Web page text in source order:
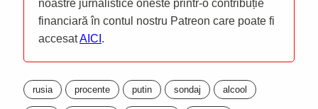
noastre jurnalistice oneste printr-o contribuție
financiară în contul nostru Patreon care poate fi
accesatAICI .
rusia procente putin sondaj alcool